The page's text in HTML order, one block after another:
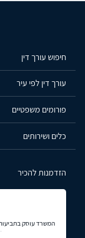
חיפוש עורך דין
עורך דין לפי עיר
פורומים משפטיים
כלים ושירותים
הזדמנות להכיר
המשרד עוסק בתביעות